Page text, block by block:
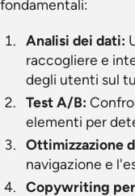
fondamentali:
Analisi dei dati:
raccogliere e
degli utenti sul
Test A/B:
elementi per
Ottimizzazione
navigazione e
Copywriting